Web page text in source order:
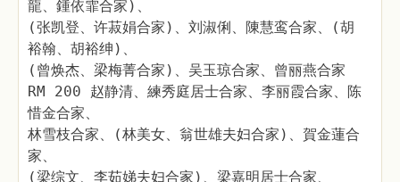
龍、鍾依霏合家)、
(张凯登、许菽娟合家)、刘淑俐、陳慧鸾合家、(胡
裕翰、胡裕绅)、
(曾焕杰、梁梅菁合家)、吴玉琼合家、曾丽燕合家
RM 200 赵静清、練秀庭居士合家、李丽霞合家、陈
惜金合家、
林雪枝合家、(林美女、翁世雄夫妇合家)、賀金蓮合
家、
(梁综文、李茹娣夫妇合家)、梁嘉明居士合家、